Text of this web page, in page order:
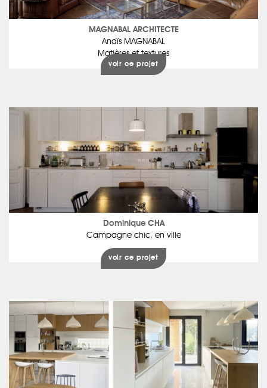
MAGNABAL ARCHITECTE
Anaïs MAGNABAL
Matières et textures
voir ce projet
Dominique CHA
Campagne chic, en ville
voir ce projet